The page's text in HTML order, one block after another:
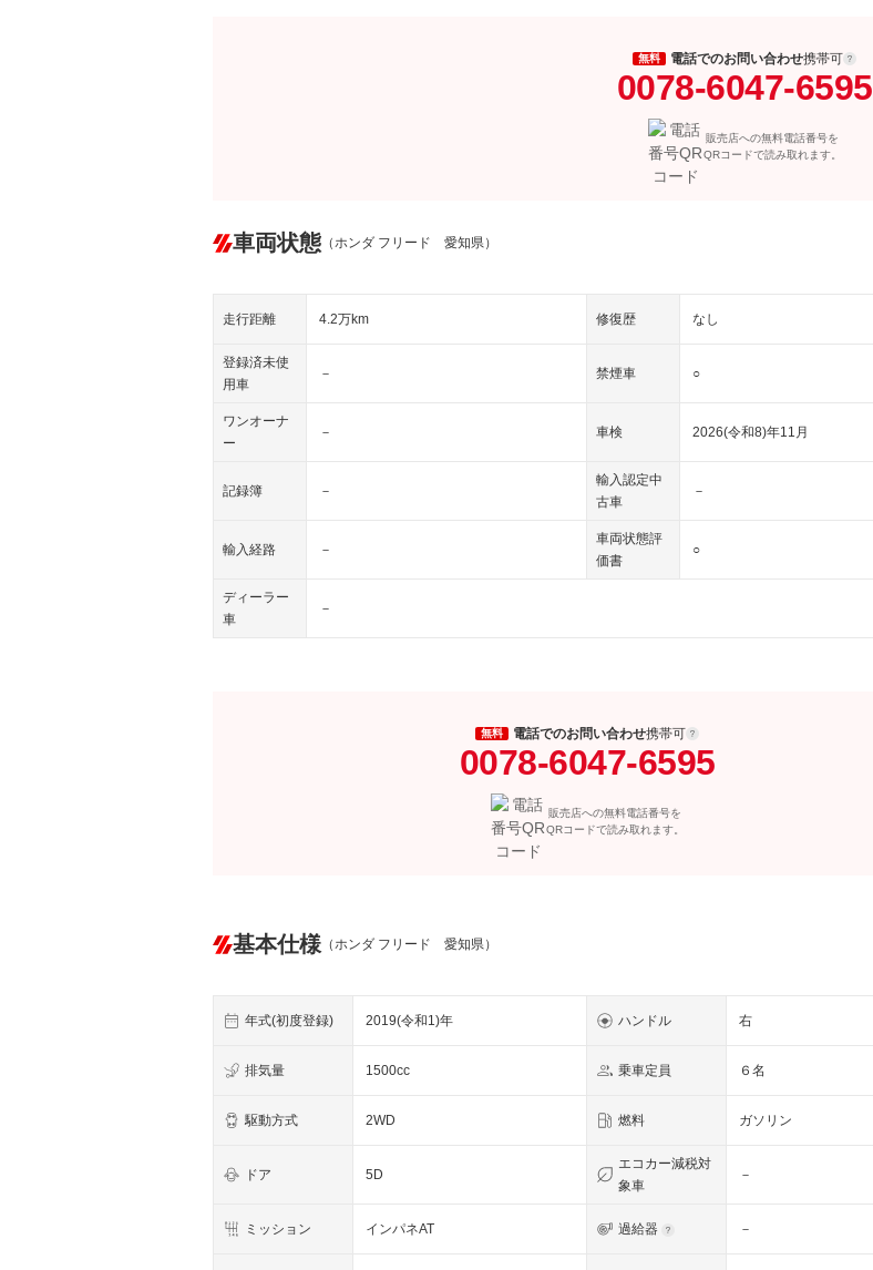
無料 電話でのお問い合わせ携帯可
0078-6047-6595
販売店への無料電話番号を
QRコードで読み取れます。
車両状態 （ホンダ フリード 愛知県）
走行距離 4.2万km 修復歴 なし
登録済未使
用車
－ 禁煙車 ○
ワンオーナ
ー
－ 車検 2026(令和8)年11月
記録簿 －
輸入認定中
古車
－
輸入経路 －
車両状態評
価書
○
ディーラー
車
－
無料 電話でのお問い合わせ携帯可
0078-6047-6595
販売店への無料電話番号を
QRコードで読み取れます。
基本仕様 （ホンダ フリード 愛知県）
年式(初度登録) 2019(令和1)年 ハンドル 右
排気量 1500cc 乗車定員 ６名
駆動方式 2WD 燃料 ガソリン
ドア 5D
エコカー減税対
象車
－
ミッション インパネAT 過給器 －